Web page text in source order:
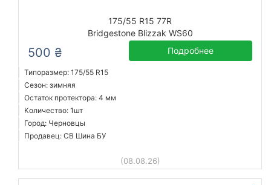
175/55 R15 77R
Bridgestone Blizzak WS60
500 ₴ Подробнее
Типоразмер: 175/55 R15
Сезон: зимняя
Остаток протектора: 4 мм
Количество: 1шт
Город: Черновцы
Продавец: СВ Шина БУ
(08.08.26)